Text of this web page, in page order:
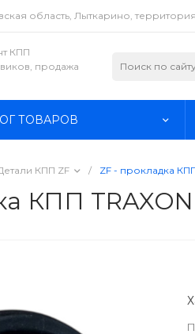
область, Лыткарино,
КПП
продажа
ТОВАРОВ
КПП ZF / ZF - прокладка
КПП